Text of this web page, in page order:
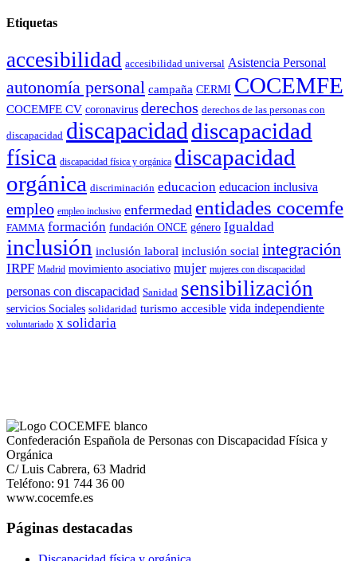
Etiquetas
accesibilidad accesibilidad universal Asistencia Personal
autonomía personal campaña CERMI COCEMFE
COCEMFE CV coronavirus derechos derechos de las personas con
discapacidad discapacidad discapacidad
física discapacidad física y orgánica discapacidad
orgánica discriminación educacion educacion inclusiva
empleo empleo inclusivo enfermedad entidades cocemfe
FAMMA formación fundación ONCE género Igualdad
inclusión inclusión laboral inclusión social integración
IRPF Madrid movimiento asociativo mujer mujeres con discapacidad
personas con discapacidad Sanidad sensibilización
servicios Sociales solidaridad turismo accesible vida independiente
voluntariado x solidaria
Confederación Española de Personas con Discapacidad Física y
Orgánica
C/ Luis Cabrera, 63 Madrid
Teléfono: 91 744 36 00
www.cocemfe.es
Páginas destacadas